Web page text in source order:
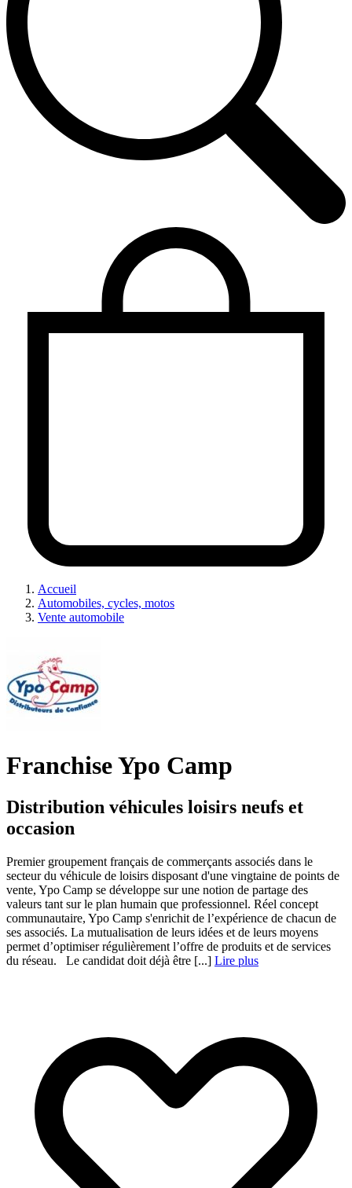
Accueil
Automobiles, cycles, motos
Vente automobile
Franchise Ypo Camp
Distribution véhicules loisirs neufs et
occasion
Premier groupement français de commerçants associés dans le
secteur du véhicule de loisirs disposant d'une vingtaine de points de
vente, Ypo Camp se développe sur une notion de partage des
valeurs tant sur le plan humain que professionnel. Réel concept
communautaire, Ypo Camp s'enrichit de lʼexpérience de chacun de
ses associés. La mutualisation de leurs idées et de leurs moyens
permet dʼoptimiser régulièrement lʼoffre de produits et de services
du réseau. Le candidat doit déjà être [...] Lire plus